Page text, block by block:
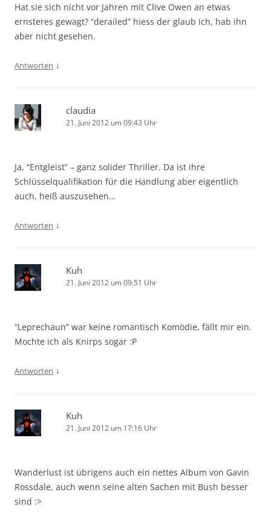
Hat sie sich nicht vor Jahren mit Clive Owen an etwas
ernsteres gewagt? “derailed” hiess der glaub ich, hab ihn
aber nicht gesehen.
Antworten ↓
claudia
21. Juni 2012 um 09:43 Uhr
Ja, “Entgleist” – ganz solider Thriller. Da ist ihre
Schlüsselqualifikation für die Handlung aber eigentlich
auch, heiß auszusehen…
Antworten ↓
Kuh
21. Juni 2012 um 09:51 Uhr
“Leprechaun” war keine romantisch Komödie, fällt mir ein.
Mochte ich als Knirps sogar :P
Antworten ↓
Kuh
21. Juni 2012 um 17:16 Uhr
Wanderlust ist übrigens auch ein nettes Album von Gavin
Rossdale, auch wenn seine alten Sachen mit Bush besser
sind :>